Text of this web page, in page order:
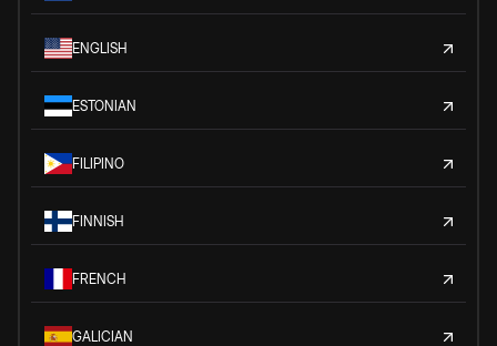
ENGLISH
ESTONIAN
FILIPINO
FINNISH
FRENCH
GALICIAN